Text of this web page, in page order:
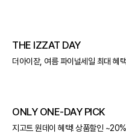
THE IZZAT DAY
더아이잗, 여름 파이널세일 최대 혜
ONLY ONE-DAY PICK
지고트 원데이 혜택! 상품할인